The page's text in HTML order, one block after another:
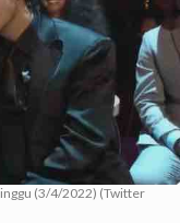
(3/4/2022) (Twitter